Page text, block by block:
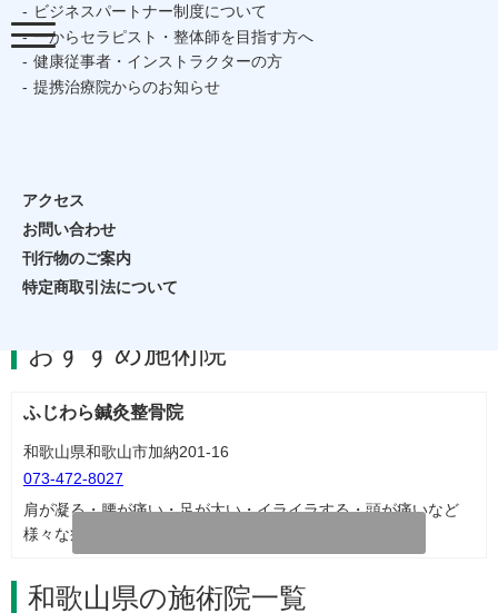
猫背でお悩みの方
和歌山県
おすすめ施術院
ふじわら鍼灸整骨院
和歌山県和歌山市加納201-16
073-472-8027
肩が凝る・腰が痛い・足が太い・イライラする・頭が痛いなど
様々な症状でお悩みの方は、お気軽にご相談ください。
和歌山県の施術院一覧
ビジネスパートナー制度について
一からセラピスト・整体師を目指す方へ
健康従事者・インストラクターの方
提携治療院からのお知らせ
アクセス
お問い合わせ
刊行物のご案内
特定商取引法について
toggle
navigation